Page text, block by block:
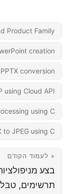
Product Family
creation
PPTX conversion
using Cloud API
using C++
to JPEG using C++
« לעמוד הקודם
בצע
תרשימים,